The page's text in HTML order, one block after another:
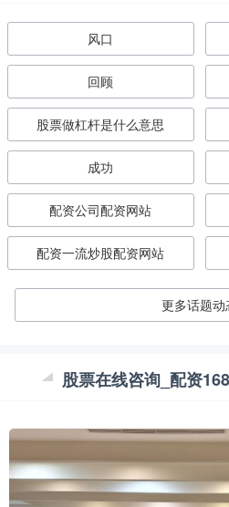
风口
回顾
股票做杠杆是什么意思
成功
配资公司配资网站
配资一流炒股配资网站
更多话题动
股票在线咨询_配资